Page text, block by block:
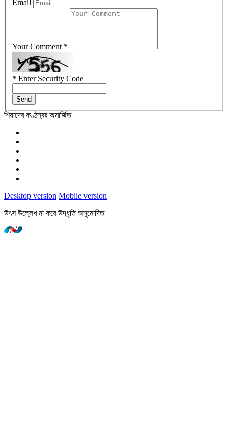
Email
Your Comment *
* Enter Security Code
Send
শিয়াদের কণ্ঠস্বর অমার্জিত
Desktop version Mobile version
উৎস উল্লেখ না করে উদ্ধৃতি অনুমোদিত